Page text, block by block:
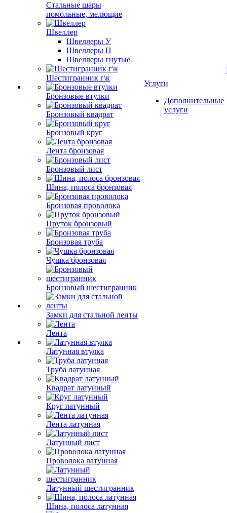
Стальные шары
помольные, мелющие
Швеллер
Швеллеры У
Швеллеры П
Швеллеры гнутые
Шестигранник г\к
Бронзовые втулки
Бронзовый квадрат
Бронзовый круг
Лента бронзовая
Бронзовый лист
Шина, полоса бронзовая
Бронзовая проволока
Пруток бронзовый
Бронзовая труба
Чушка бронзовая
Бронзовый шестигранник
Замки для стальной ленты
Лента
Латунная втулка
Труба латунная
Квадрат латунный
Круг латунный
Лента латунная
Латунный лист
Проволока латунная
Латунный шестигранник
Шина, полоса латунная
Услуги
Дополнительные
услуги